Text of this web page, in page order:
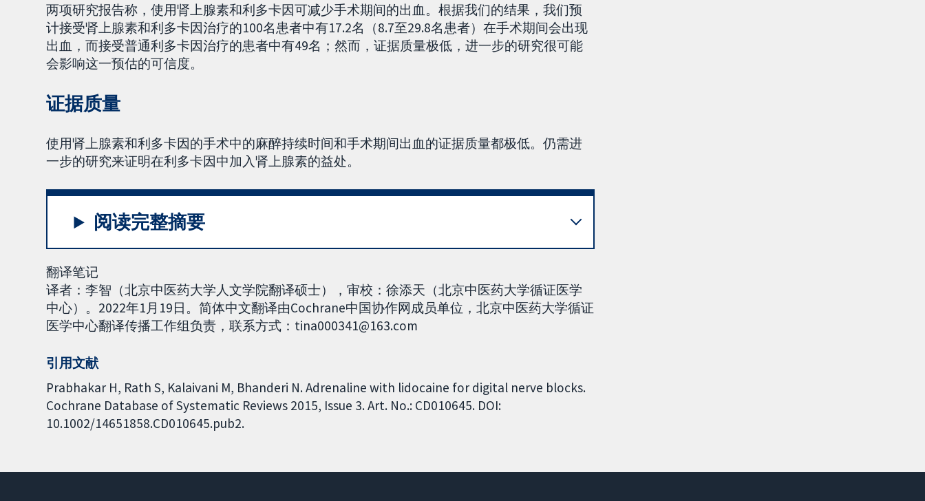
两项研究报告称，使用肾上腺素和利多卡因可减少手术期间的出血。根据我们的结果，我们预
计接受肾上腺素和利多卡因治疗的100名患者中有17.2名（8.7至29.8名患者）在手术期间会出现
出血，而接受普通利多卡因治疗的患者中有49名；然而，证据质量极低，进一步的研究很可能
会影响这一预估的可信度。
证据质量
使用肾上腺素和利多卡因的手术中的麻醉持续时间和手术期间出血的证据质量都极低。仍需进
一步的研究来证明在利多卡因中加入肾上腺素的益处。
阅读完整摘要
翻译笔记
译者：李智（北京中医药大学人文学院翻译硕士），审校：徐添天（北京中医药大学循证医学
中心）。2022年1月19日。简体中文翻译由Cochrane中国协作网成员单位，北京中医药大学循证
医学中心翻译传播工作组负责，联系方式：tina000341@163.com
引用文献
Prabhakar H, Rath S, Kalaivani M, Bhanderi N. Adrenaline with lidocaine for digital nerve blocks.
Cochrane Database of Systematic Reviews 2015, Issue 3. Art. No.: CD010645. DOI:
10.1002/14651858.CD010645.pub2.